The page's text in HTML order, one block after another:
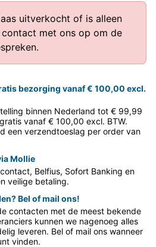
uitverkocht of is alleen
contact met ons op om de
bezorging vanaf € 100,00 excl.
binnen Nederland tot € 99,99
vanaf € 100,00 excl. BTW.
een verzendtoeslag per order van
Mollie
Belfius, Sofort Banking en
veilige betaling.
Bel of mail ons!
contacten met de meest bekende
kunnen we nagenoeg alles
leveren. Bel of mail ons wanneer
vinden.